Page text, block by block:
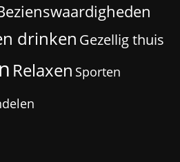
drinken Gezellig thuis
Relaxen Sporten